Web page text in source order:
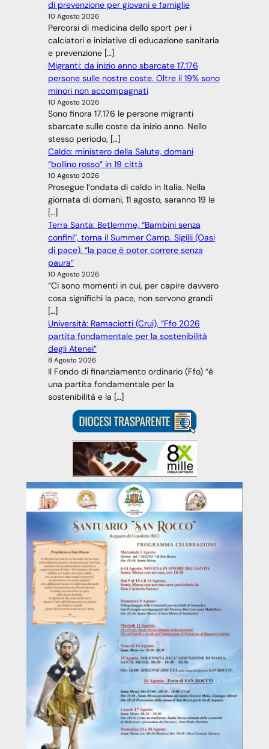
di prevenzione per giovani e famiglie
10 Agosto 2026
Percorsi di medicina dello sport per i
calciatori e iniziative di educazione sanitaria
e prevenzione […]
Migranti: da inizio anno sbarcate 17.176
persone sulle nostre coste. Oltre il 19% sono
minori non accompagnati
10 Agosto 2026
Sono finora 17.176 le persone migranti
sbarcate sulle coste da inizio anno. Nello
stesso periodo, […]
Caldo: ministero della Salute, domani
“bollino rosso” in 19 città
10 Agosto 2026
Prosegue l’ondata di caldo in Italia. Nella
giornata di domani, 11 agosto, saranno 19 le
[…]
Terra Santa: Betlemme, “Bambini senza
confini”, torna il Summer Camp. Sigilli (Oasi
di pace), “la pace è poter correre senza
paura”
10 Agosto 2026
“Ci sono momenti in cui, per capire davvero
cosa significhi la pace, non servono grandi
[…]
Università: Ramaciotti (Crui), “Ffo 2026
partita fondamentale per la sostenibilità
degli Atenei”
8 Agosto 2026
Il Fondo di finanziamento ordinario (Ffo) “è
una partita fondamentale per la
sostenibilità e la […]